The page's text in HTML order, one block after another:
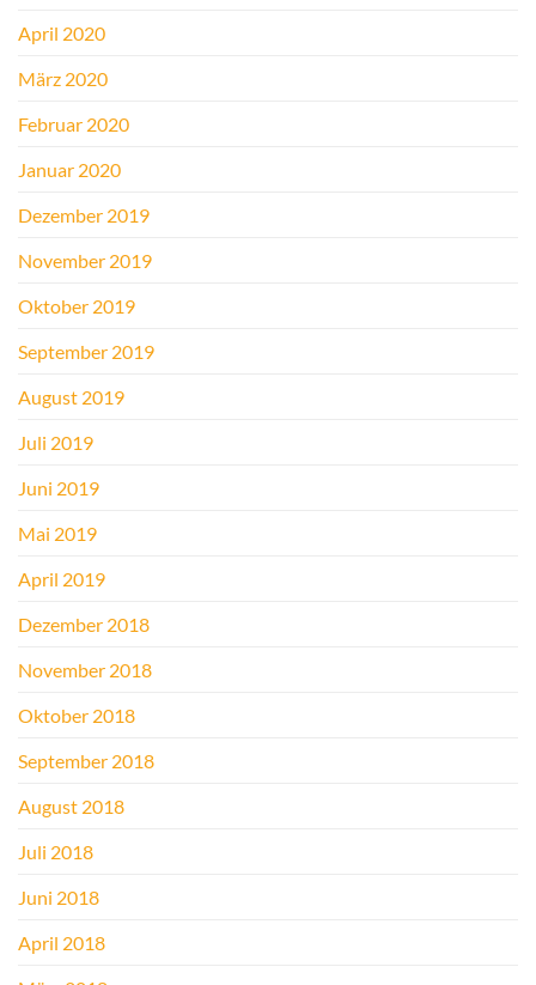
April 2020
März 2020
Februar 2020
Januar 2020
Dezember 2019
November 2019
Oktober 2019
September 2019
August 2019
Juli 2019
Juni 2019
Mai 2019
April 2019
Dezember 2018
November 2018
Oktober 2018
September 2018
August 2018
Juli 2018
Juni 2018
April 2018